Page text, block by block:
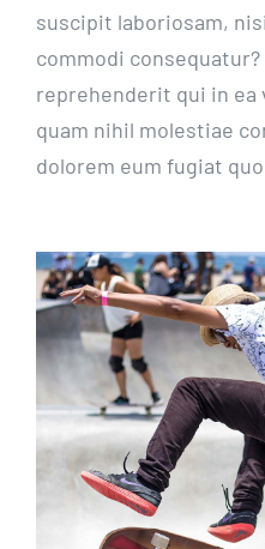
suscipit laboriosam,
commodi
reprehenderit qui in
quam nihil molestiae
dolorem eum fugiat